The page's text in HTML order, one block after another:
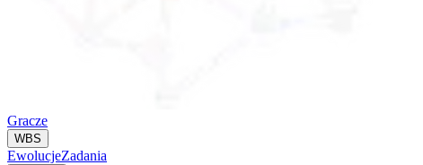
Gracze
WBS
EwolucjeZadania